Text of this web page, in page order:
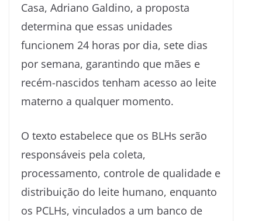
Casa, Adriano Galdino, a proposta
determina que essas unidades
funcionem 24 horas por dia, sete dias
por semana, garantindo que mães e
recém-nascidos tenham acesso ao leite
materno a qualquer momento.
O texto estabelece que os BLHs serão
responsáveis pela coleta,
processamento, controle de qualidade e
distribuição do leite humano, enquanto
os PCLHs, vinculados a um banco de